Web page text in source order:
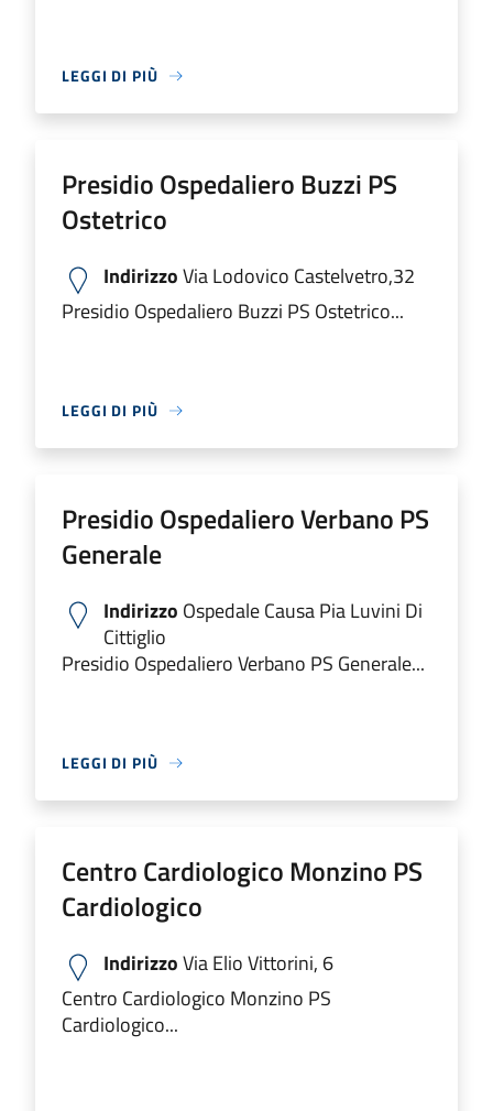
LEGGI DI PIÙ
Presidio Ospedaliero Buzzi PS
Ostetrico
IndirizzoVia Lodovico Castelvetro,32
Presidio Ospedaliero Buzzi PS Ostetrico...
LEGGI DI PIÙ
Presidio Ospedaliero Verbano PS
Generale
Indirizzo Ospedale Causa Pia Luvini Di
Cittiglio
Presidio Ospedaliero Verbano PS Generale...
LEGGI DI PIÙ
Centro Cardiologico Monzino PS
Cardiologico
IndirizzoVia Elio Vittorini, 6
Centro Cardiologico Monzino PS
Cardiologico...